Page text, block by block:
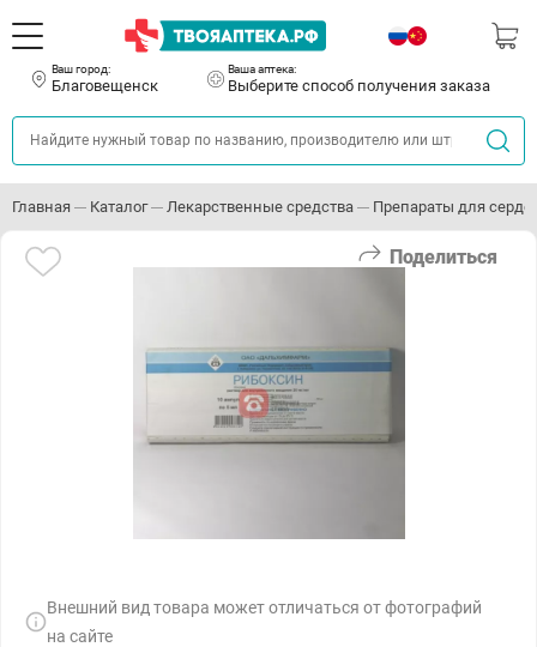
Ваш город:
Благовещенск
Ваша аптека:
Выберите способ получения заказа
Главная Каталог Лекарственные средства Препараты для
Поделиться
Внешний вид товара может отличаться от фотографий
на сайте